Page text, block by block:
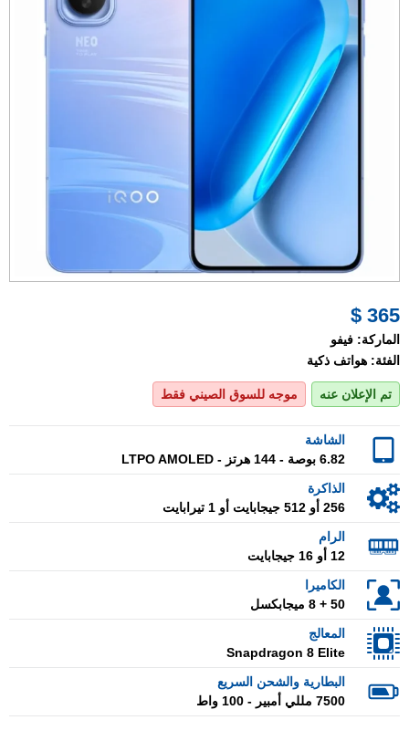
365 $
الماركة: فيفو
الفئة: هواتف ذكية
تم الإعلان عنه موجه للسوق الصيني فقط
الشاشة
6.82 بوصة - 144 هرتز - LTPO AMOLED
الذاكرة
256 أو 512 جيجابايت أو 1 تيرابايت
الرام
12 أو 16 جيجابايت
الكاميرا
50 + 8 ميجابكسل
المعالج
Snapdragon 8 Elite
البطارية والشحن السريع
7500 مللي أمبير - 100 واط